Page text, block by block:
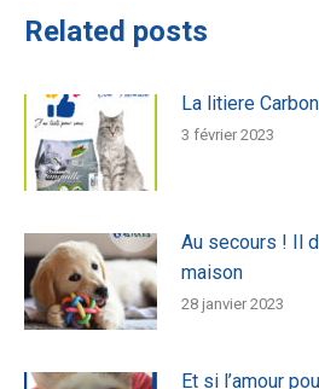
Related posts
La litiere
3 février 2023
Au secours ! Il
maison
28 janvier 2023
Et si l’amour